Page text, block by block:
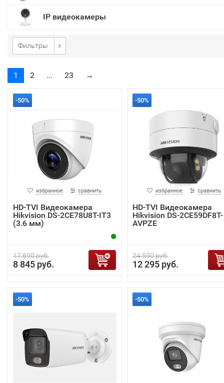
IP видеокамеры
Фильтры
1 2 ... 23 →
-50%
избранное сравнить
HD-TVI Видеокамера
Hikvision DS-2CE78U8T-IT3
(3.6 мм)
17 690 руб.
8 845 руб.
-50%
избранное сравнить
HD-TVI Видеокамера
Hikvision DS-2CE59DF8T-
AVPZE
24 590 руб.
12 295 руб.
-50% -50%